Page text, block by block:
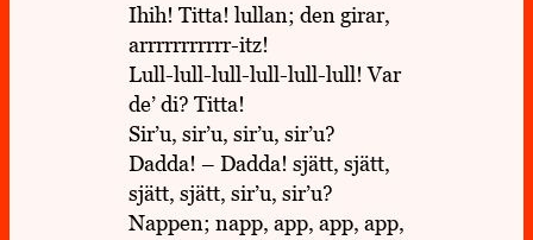
Ihih! Titta! lullan; den girar,
arrrrrrrrrrr-itz!
Lull-lull-lull-lull-lull-lull! Var
de’ di? Titta!
Sir’u, sir’u, sir’u, sir’u?
Dadda! – Dadda! sjätt, sjätt,
sjätt, sjätt, sir’u, sir’u?
Nappen; napp, app, app, app,